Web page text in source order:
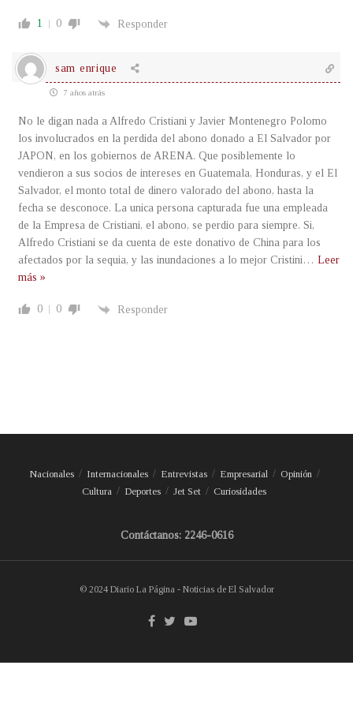
1 0 Responder
sam enrique
7 años atrás
No le digan nada a Alfredo Cristiani y Javier Montenegro Polomo
los involucrados en la perdida del abono donado a El Salvador por
JAPON, en los gobiernos de ARENA. Que posiblemente lo
vendieron a sus socios de intereses en Guatemala, Honduras, y el El
Salvador, el monto total de dinero valorado del abono, hasta la
fecha se desconoce. La unica persona capturada fue una empleada
de la Empresa de Cristiani, el abono, se perdio para siempre. Si,
Alfredo Cristiani se da cuenta de este donativo de China para los
afectados por la sequia, y las inundaciones a lo mejor Cristini… Leer
más »
0 0 Responder
Nacionales Internacionales Entrevistas Empresarial
Opinión
Cultura
Deportes Jet Set Curiosidades
Contáctanos: 2246-0616
© 2024 Diario La Página - Noticias de El Salvador